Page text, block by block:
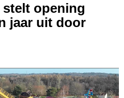
opening
jaar uit door